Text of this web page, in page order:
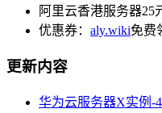
阿里云香港服务器25
优惠券： aly.wiki免费
更新内容
华为云服务器X实例-